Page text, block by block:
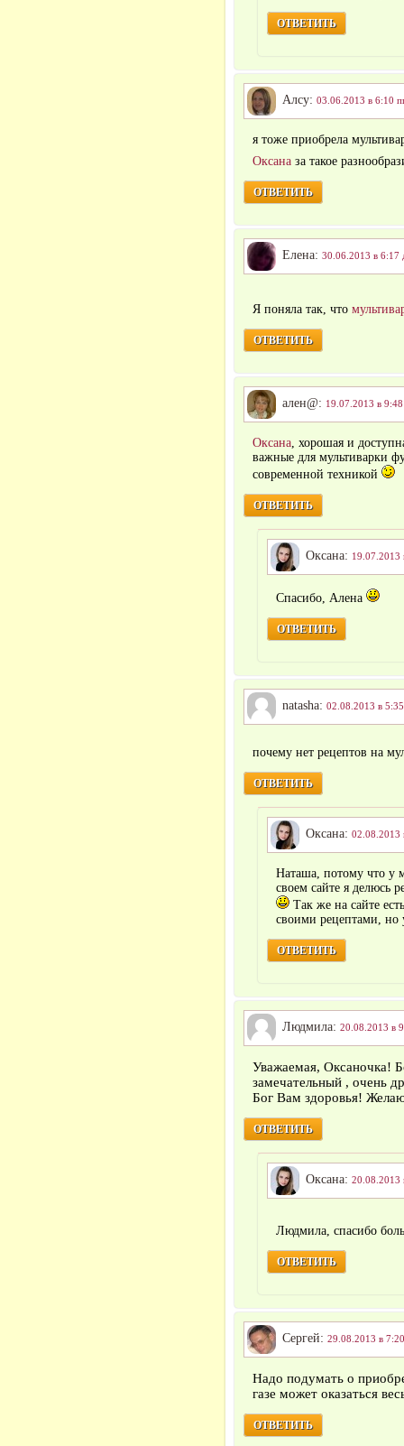
ОТВЕТИТЬ
Алсу: 03.06.2013 в 6:10
я тоже приобрела
Оксана за такое
ОТВЕТИТЬ
Елена: 30.06.2013 в 6:17
Я поняла так, что
ОТВЕТИТЬ
ален@: 19.07.2013 в
Оксана, хорошая и
важные для мультиварки
современной техникой
ОТВЕТИТЬ
Оксана: 19.07.2013
Спасибо, Алена
ОТВЕТИТЬ
natasha: 02.08.2013 в
почему нет рецептов на
ОТВЕТИТЬ
Оксана: 02.08.2013
Наташа, потому что у
своем сайте я делюсь
Так же на сайте
своими рецептами, но
ОТВЕТИТЬ
Людмила: 20.08.2013 в
Уважаемая,
замечательный , очень
Бог Вам здоровья!
ОТВЕТИТЬ
Оксана: 20.08.2013
Людмила, спасибо
ОТВЕТИТЬ
Сергей: 29.08.2013 в
Надо подумать о
газе может оказаться
ОТВЕТИТЬ